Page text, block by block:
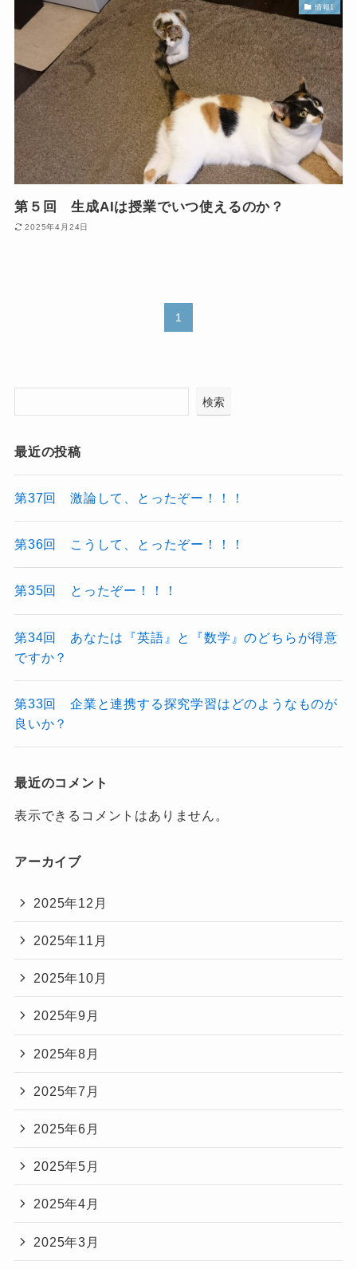
情報1
第５回 生成AIは授業でいつ使えるのか？
2025年4月24日
1
検索
最近の投稿
第37回 激論して、とったぞー！！！
第36回 こうして、とったぞー！！！
第35回 とったぞー！！！
第34回 あなたは『英語』と『数学』のどちらが得意
ですか？
第33回 企業と連携する探究学習はどのようなものが
良いか？
最近のコメント
表示できるコメントはありません。
アーカイブ
2025年12月
2025年11月
2025年10月
2025年9月
2025年8月
2025年7月
2025年6月
2025年5月
2025年4月
2025年3月